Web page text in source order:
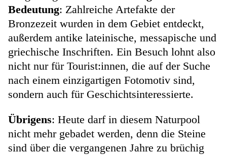
Bedeutung: Zahlreiche Artefakte der
Bronzezeit wurden in dem Gebiet entdeckt,
außerdem antike lateinische, messapische und
griechische Inschriften. Ein Besuch lohnt also
nicht nur für Tourist:innen, die auf der Suche
nach einem einzigartigen Fotomotiv sind,
sondern auch für Geschichtsinteressierte.
Übrigens: Heute darf in diesem Naturpool
nicht mehr gebadet werden, denn die Steine
sind über die vergangenen Jahre zu brüchig